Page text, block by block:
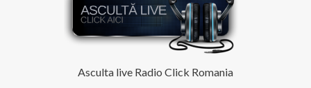
make
you
Asculta live Radio Click Romania